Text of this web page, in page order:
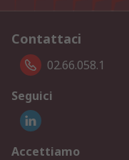
Contattaci
02.66.058.1
Seguici
Accettiamo